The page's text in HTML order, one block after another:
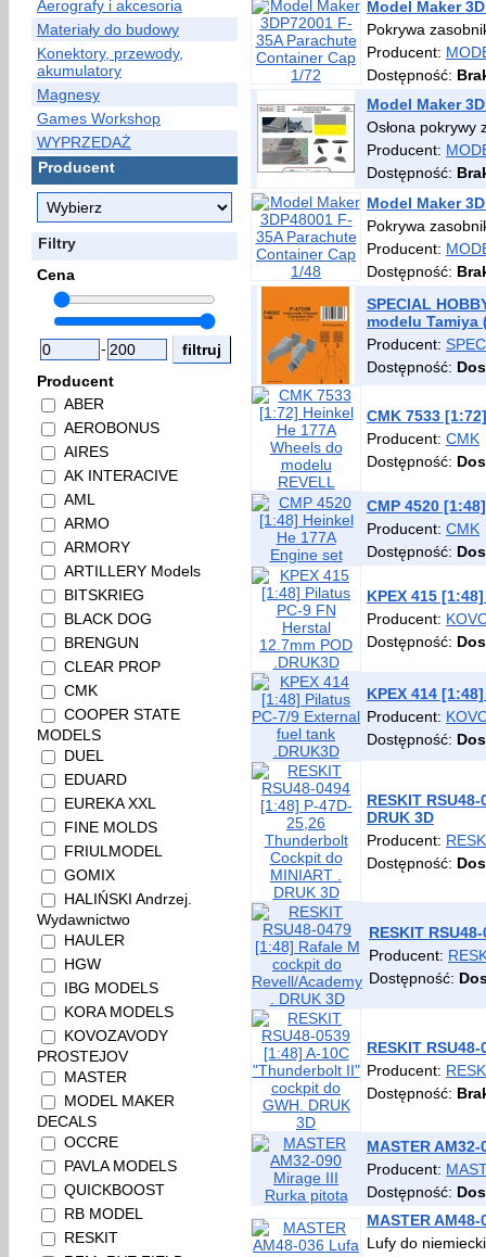
Aerografy i akcesoria
Materiały do budowy
Konektory, przewody,
akumulatory
Magnesy
Games Workshop
WYPRZEDAŻ
Producent
Filtry
Cena
-
Producent
ABER
AEROBONUS
AIRES
AK INTERACIVE
AML
ARMO
ARMORY
ARTILLERY Models
BITSKRIEG
BLACK DOG
BRENGUN
CLEAR PROP
CMK
COOPER STATE
MODELS
DUEL
EDUARD
EUREKA XXL
FINE MOLDS
FRIULMODEL
GOMIX
HALIŃSKI Andrzej.
Wydawnictwo
HAULER
HGW
IBG MODELS
KORA MODELS
KOVOZAVODY
PROSTEJOV
MASTER
MODEL MAKER
DECALS
OCCRE
PAVLA MODELS
QUICKBOOST
RB MODEL
RESKIT
Model Maker
Pokrywa
Producent:
Dostępność:
Model Maker
Osłona pokrywy
Producent:
Dostępność:
Model Maker
Pokrywa
Producent:
Dostępność:
SPECIAL
modelu Tamiya
Producent:
Dostępność:
CMK 7533
Producent: CMK
Dostępność:
CMP 4520
Producent: CMK
Dostępność:
KPEX 415
Producent:
Dostępność:
KPEX 414
Producent:
Dostępność:
RESKIT
DRUK 3D
Producent:
Dostępność:
RESKIT
Producent:
Dostępność:
RESKIT
Producent:
Dostępność:
MASTER
Producent:
Dostępność:
MASTER
Lufy do